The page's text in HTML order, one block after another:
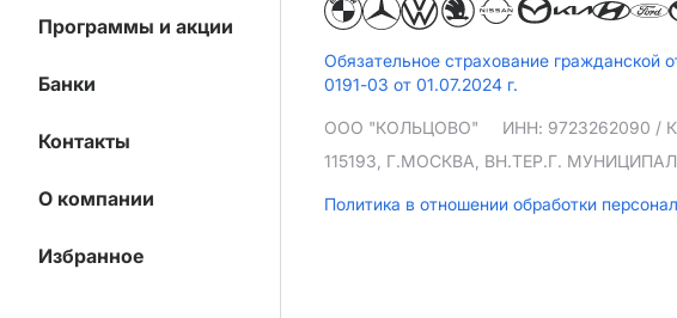
Программы и акции
Банки
Контакты
О компании
Избранное
Обязательное страхование гражданской
0191-03 от 01.07.2024 г.
ООО "КОЛЬЦОВО" ИНН: 9723262090 /
115193, Г.МОСКВА, ВН.ТЕР.Г.
Политика в отношении обработки